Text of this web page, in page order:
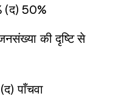
(द) 50%
की दृष्टि से
(द) पाँचवा